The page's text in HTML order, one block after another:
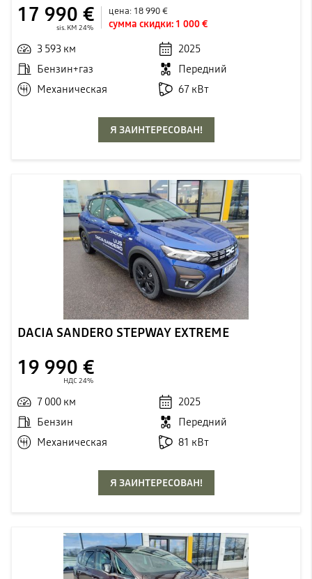
17 990 €
sis. KM 24%
цена: 18 990 €
сумма скидки: 1 000 €
3 593 км
2025
Бензин+газ
Передний
Механическая
67 кВт
Я ЗАИНТЕРЕСОВАН!
DACIA SANDERO STEPWAY EXTREME
19 990 €
НДС 24%
7 000 км
2025
Бензин
Передний
Механическая
81 кВт
Я ЗАИНТЕРЕСОВАН!